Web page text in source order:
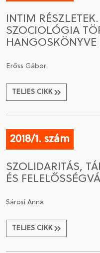
CSATLAKOZÁS A
TAGSÁGOMAT
INTIM
SZOCIOLÓGIA
HANGOSKÖNYVE
Erőss Gábor
TELJES CIKK
2018/1. szám
SZOLIDARITÁS,
ÉS
Sárosi Anna
TELJES CIKK